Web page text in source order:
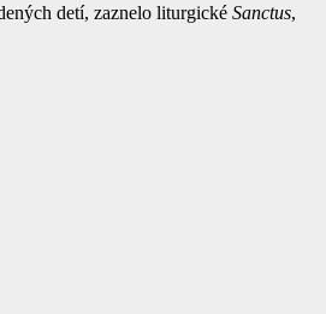
detí, zaznelo liturgické Sanctus,